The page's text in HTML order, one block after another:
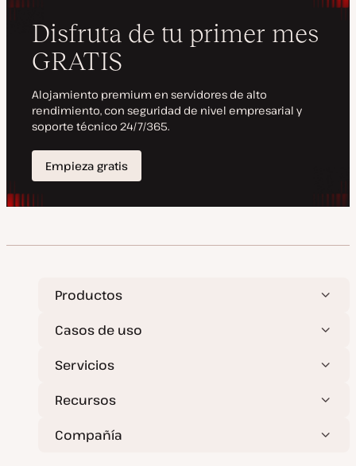
u
a
l
d
a
t
Productos
Casos de uso
Servicios
Recursos
Compañía